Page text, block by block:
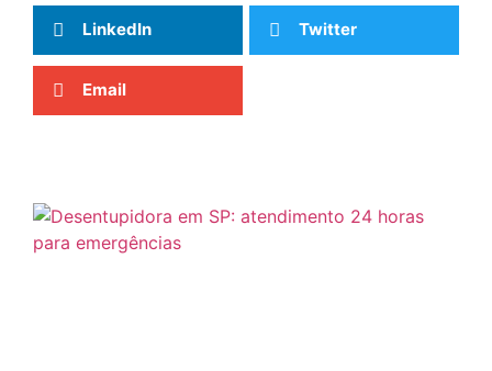
LinkedIn Twitter
Email